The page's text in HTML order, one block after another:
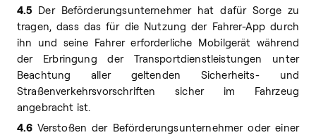
4.5 Der Beförderungsunternehmer hat dafür Sorge zu
tragen, dass das für die Nutzung der Fahrer-App durch
ihn und seine Fahrer erforderliche Mobilgerät während
der Erbringung der Transportdienstleistungen unter
Beachtung aller geltenden Sicherheits- und
Straßenverkehrsvorschriften sicher im Fahrzeug
angebracht ist.
4.6 Verstoßen der Beförderungsunternehmer oder einer